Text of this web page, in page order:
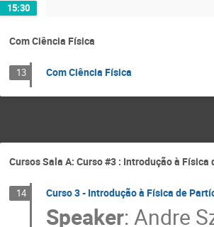
15:30
Com Ciência Física
13 Com Ciência Física
Cursos Sala A: Curso #3 : Introdução à
14 Curso 3 - Introdução à Física de
Speaker:Andre